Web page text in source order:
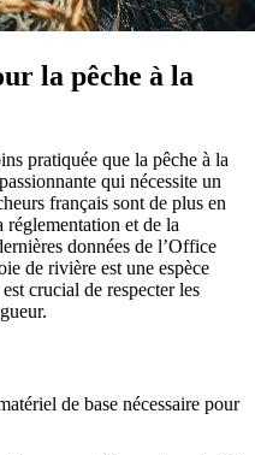
la pêche à la
pratiquée que la pêche à la
qui nécessite un
français sont de plus en
réglementation et de la
données de l’Office
de rivière est une espèce
crucial de respecter les
de base nécessaire pour